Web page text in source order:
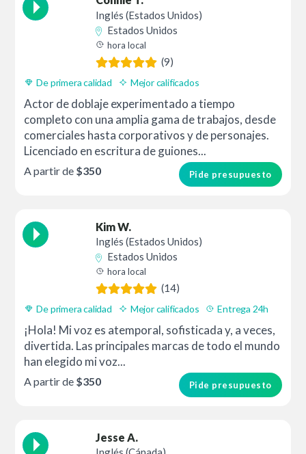
Inglés (Estados Unidos)
Estados Unidos
hora local
(9)
De primera calidad Mejor calificados
Actor de doblaje experimentado a tiempo
completo con una amplia gama de trabajos, desde
comerciales hasta corporativos y de personajes.
Licenciado en escritura de guiones...
Pide presupuesto
A partir de $350
Kim W.
Inglés (Estados Unidos)
Estados Unidos
hora local
(14)
De primera calidad Mejor calificados Entrega 24h
¡Hola! Mi voz es atemporal, sofisticada y, a veces,
divertida. Las principales marcas de todo el mundo
han elegido mi voz...
Pide presupuesto
A partir de $350
Jesse A.